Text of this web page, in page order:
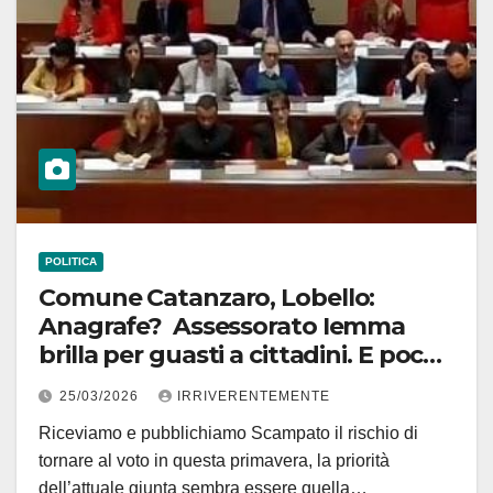
POLITICA
Comune Catanzaro, Lobello:
Anagrafe? Assessorato Iemma
brilla per guasti a cittadini. E poche
ore fa sferzante critica di
movimento civico: di disastro in
disastro, insomma
25/03/2026 IRRIVERENTEMENTE
Riceviamo e pubblichiamo Scampato il rischio di
tornare al voto in questa primavera, la priorità
dell’attuale giunta sembra essere quella…